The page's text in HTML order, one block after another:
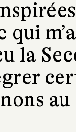
qui
la